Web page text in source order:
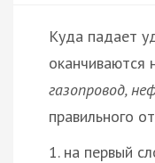
Куда падает
оканчиваются
газопровод,
правильного
1. на первый